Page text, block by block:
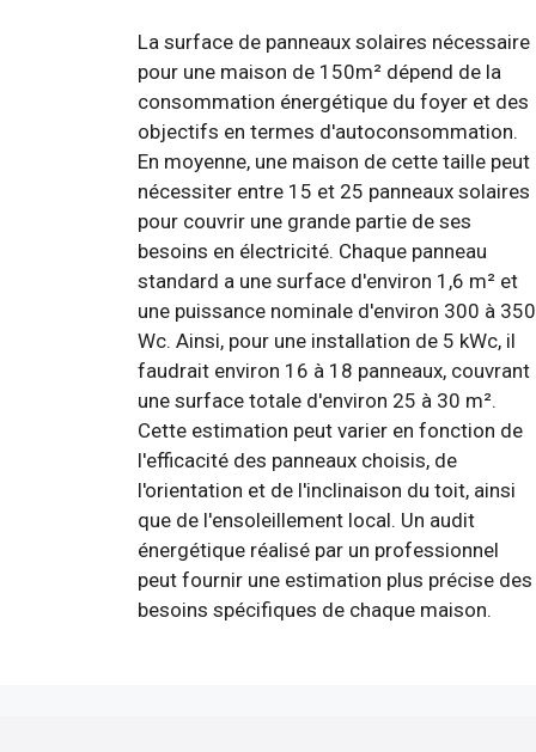
La surface de panneaux solaires nécessaire
pour une maison de 150m² dépend de la
consommation énergétique du foyer et des
objectifs en termes d'autoconsommation.
En moyenne, une maison de cette taille peut
nécessiter entre 15 et 25 panneaux solaires
pour couvrir une grande partie de ses
besoins en électricité. Chaque panneau
standard a une surface d'environ 1,6 m² et
une puissance nominale d'environ 300 à 350
Wc. Ainsi, pour une installation de 5 kWc, il
faudrait environ 16 à 18 panneaux, couvrant
une surface totale d'environ 25 à 30 m².
Cette estimation peut varier en fonction de
l'efficacité des panneaux choisis, de
l'orientation et de l'inclinaison du toit, ainsi
que de l'ensoleillement local. Un audit
énergétique réalisé par un professionnel
peut fournir une estimation plus précise des
besoins spécifiques de chaque maison.